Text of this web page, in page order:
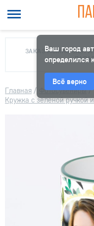
Ваш город
определился
Всё верно
ЗАКАЗ МОЖНО
Главная / Фотосувениры/
Кружка с зеленой ручкой